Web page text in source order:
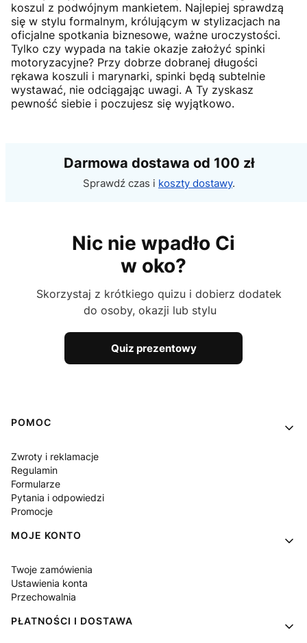
koszul z podwójnym mankietem. Najlepiej sprawdzą
się w stylu formalnym, królującym w stylizacjach na
oficjalne spotkania biznesowe, ważne uroczystości.
Tylko czy wypada na takie okazje założyć spinki
motoryzacyjne? Przy dobrze dobranej długości
rękawa koszuli i marynarki, spinki będą subtelnie
wystawać, nie odciągając uwagi. A Ty zyskasz
pewność siebie i poczujesz się wyjątkowo.
Darmowa dostawa od 100 zł
Sprawdź czas i koszty dostawy.
Nic nie wpadło Ci
w oko?
Skorzystaj z krótkiego quizu i dobierz dodatek
do osoby, okazji lub stylu
Quiz prezentowy
Linki w stopce
POMOC
Zwroty i reklamacje
Regulamin
Formularze
Pytania i odpowiedzi
Promocje
MOJE KONTO
Twoje zamówienia
Ustawienia konta
Przechowalnia
PŁATNOŚCI I DOSTAWA